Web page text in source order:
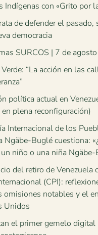
Indígenas con «Grito por
de defender el
democracia
SURCOS | 7 de
“La acción en las
política actual en
plena reconfiguración)
Internacional de los
Ngäbe-Buglé cuestiona:
niño o una niña Ngäbe-
del retiro de Venezuela
(CPI):
omisiones notables y el
Unidos
el primer gemelo digital